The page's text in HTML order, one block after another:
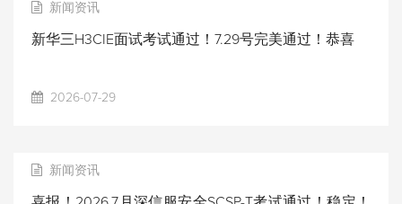
新闻资讯
新华三H3CIE面试考试通过！7.29号完美通过！恭喜
2026-07-29
新闻资讯